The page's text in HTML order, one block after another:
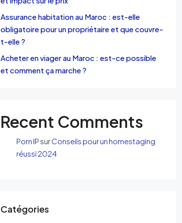
Assurance habitation au Maroc : est-elle
obligatoire pour un propriétaire et que couvre-
t-elle ?
Acheter en viager au Maroc : est-ce possible
et comment ça marche ?
Recent Comments
Porn IP surConseils pour un homestaging
réussi 2024
Catégories